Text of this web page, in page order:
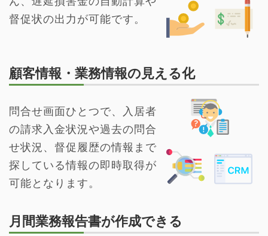
督促状の出力が可能です。
顧客情報・業務情報の見える化
問合せ画面ひとつで、入居者
の請求入金状況や過去の問合
せ状況、督促履歴の情報まで
探している情報の即時取得が
可能となります。
月間業務報告書が作成できる